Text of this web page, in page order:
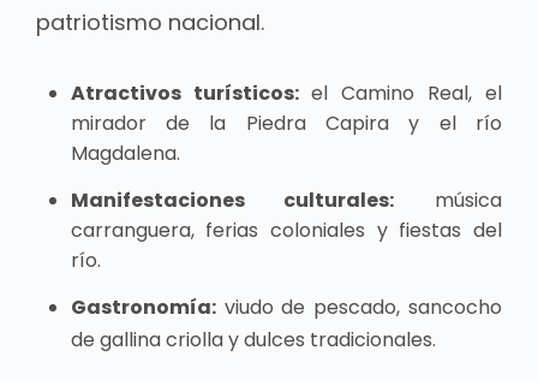
patriotismo nacional.
Atractivos turísticos:el Camino Real, el
mirador de la Piedra Capira y el río
Magdalena.
Manifestaciones culturales: música
carranguera, ferias coloniales y fiestas del
río.
Gastronomía:viudo de pescado, sancocho
de gallina criolla y dulces tradicionales.